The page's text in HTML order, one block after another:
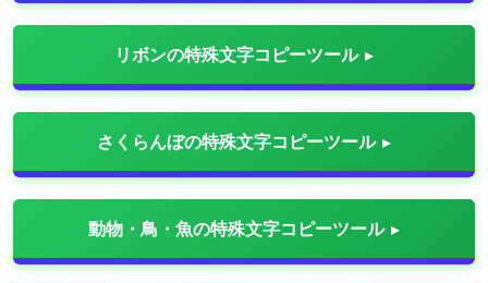
リボンの特殊文字コピーツール
さくらんぼの特殊文字コピーツール
動物・鳥・魚の特殊文字コピーツール